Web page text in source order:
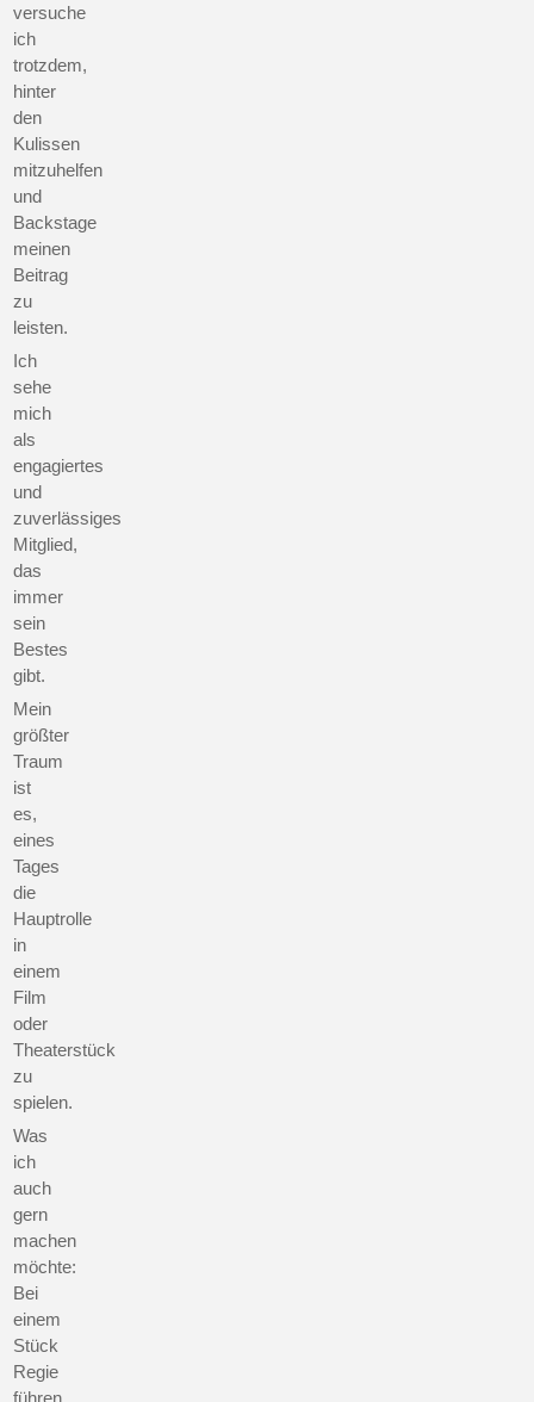
versuche
ich
trotzdem,
hinter
den
Kulissen
mitzuhelfen
und
Backstage
meinen
Beitrag
zu
leisten.
Ich
sehe
mich
als
engagiertes
und
zuverlässiges
Mitglied,
das
immer
sein
Bestes
gibt.
Mein
größter
Traum
ist
es,
eines
Tages
die
Hauptrolle
in
einem
Film
oder
Theaterstück
zu
spielen.
Was
ich
auch
gern
machen
möchte:
Bei
einem
Stück
Regie
führen